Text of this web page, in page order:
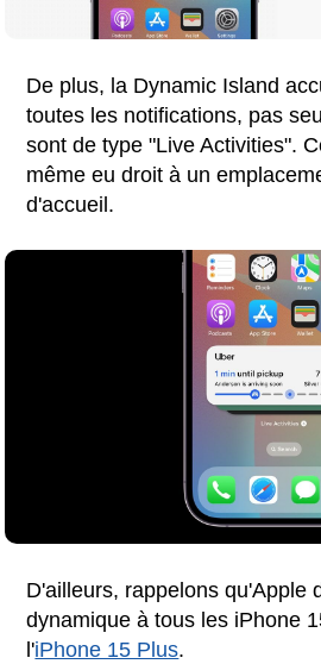
De plus, la Dynamic Island
toutes les notifications, pas
sont de type "Live Activities".
même eu droit à un
d'accueil.
D'ailleurs, rappelons qu'Apple
dynamique à tous les iPhone
l'iPhone 15 Plus.